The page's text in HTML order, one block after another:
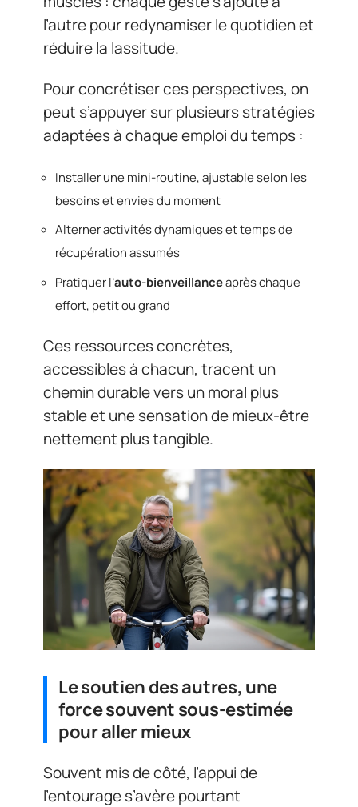
l’autre pour redynamiser le quotidien et
réduire la lassitude.
Pour concrétiser ces perspectives, on
peut s’appuyer sur plusieurs stratégies
adaptées à chaque emploi du temps :
Installer une mini-routine, ajustable selon les
besoins et envies du moment
Alterner activités dynamiques et temps de
récupération assumés
Pratiquer l’auto-bienveillanceaprès chaque
effort, petit ou grand
Ces ressources concrètes,
accessibles à chacun, tracent un
chemin durable vers un moral plus
stable et une sensation de mieux-être
nettement plus tangible.
Le soutien des autres, une
force souvent sous-estimée
pour aller mieux
Souvent mis de côté, l’appui de
l’entourage s’avère pourtant